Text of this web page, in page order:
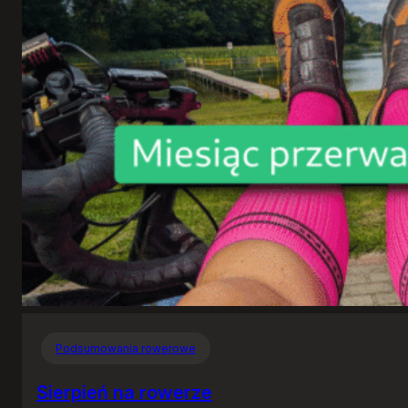
Podsumowania rowerowe
Sierpień na rowerze